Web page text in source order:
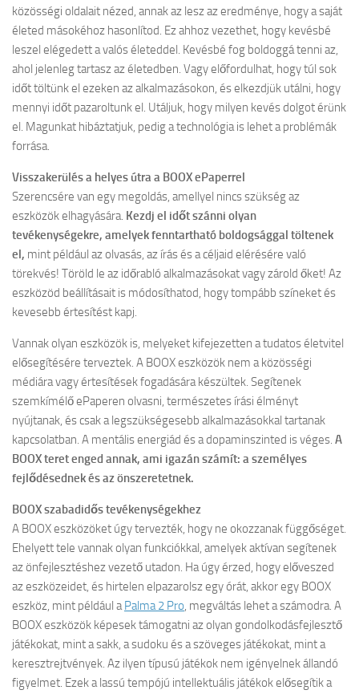
közösségi oldalait nézed, annak az lesz az eredménye, hogy a saját
életed másokéhoz hasonlítod. Ez ahhoz vezethet, hogy kevésbé
leszel elégedett a valós életeddel. Kevésbé fog boldoggá tenni az,
ahol jelenleg tartasz az életedben. Vagy előfordulhat, hogy túl sok
időt töltünk el ezeken az alkalmazásokon, és elkezdjük utálni, hogy
mennyi időt pazaroltunk el. Utáljuk, hogy milyen kevés dolgot érünk
el. Magunkat hibáztatjuk, pedig a technológia is lehet a problémák
forrása.
Visszakerülés a helyes útra a BOOX ePaperrel
Szerencsére van egy megoldás, amellyel nincs szükség az
eszközök elhagyására. Kezdj el időt szánni olyan
tevékenységekre, amelyek fenntartható boldogsággal töltenek
el, mint például az olvasás, az írás és a céljaid elérésére való
törekvés! Töröld le az időrabló alkalmazásokat vagy zárold őket! Az
eszközöd beállításait is módosíthatod, hogy tompább színeket és
kevesebb értesítést kapj.
Vannak olyan eszközök is, melyeket kifejezetten a tudatos életvitel
elősegítésére terveztek. A BOOX eszközök nem a közösségi
médiára vagy értesítések fogadására készültek. Segítenek
szemkímélő ePaperen olvasni, természetes írási élményt
nyújtanak, és csak a legszükségesebb alkalmazásokkal tartanak
kapcsolatban. A mentális energiád és a dopaminszinted is véges. A
BOOX teret enged annak, ami igazán számít: a személyes
fejlődésednek és az önszeretetnek.
BOOX szabadidős tevékenységekhez
A BOOX eszközöket úgy tervezték, hogy ne okozzanak függőséget.
Ehelyett tele vannak olyan funkciókkal, amelyek aktívan segítenek
az önfejlesztéshez vezető utadon. Ha úgy érzed, hogy előveszed
az eszközeidet, és hirtelen elpazarolsz egy órát, akkor egy BOOX
eszköz, mint például aPalma 2 Pro, megváltás lehet a számodra. A
BOOX eszközök képesek támogatni az olyan gondolkodásfejlesztő
játékokat, mint a sakk, a sudoku és a szöveges játékokat, mint a
keresztrejtvények. Az ilyen típusú játékok nem igényelnek állandó
figyelmet. Ezek a lassú tempójú intellektuális játékok elősegítik a